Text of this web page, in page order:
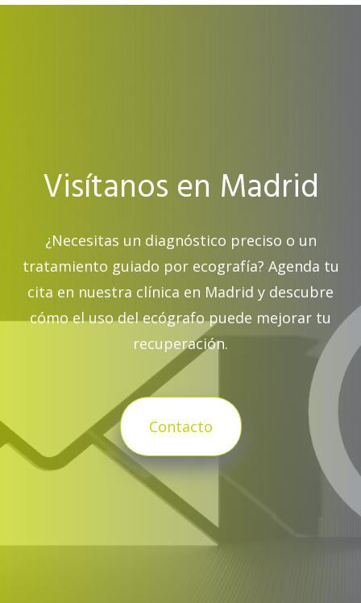
Visítanos en Madrid
¿Necesitas un diagnóstico preciso o un
tratamiento guiado por ecografía? Agenda tu
cita en nuestra clínica en Madrid y descubre
cómo el uso del ecógrafo puede mejorar tu
recuperación.
Contacto